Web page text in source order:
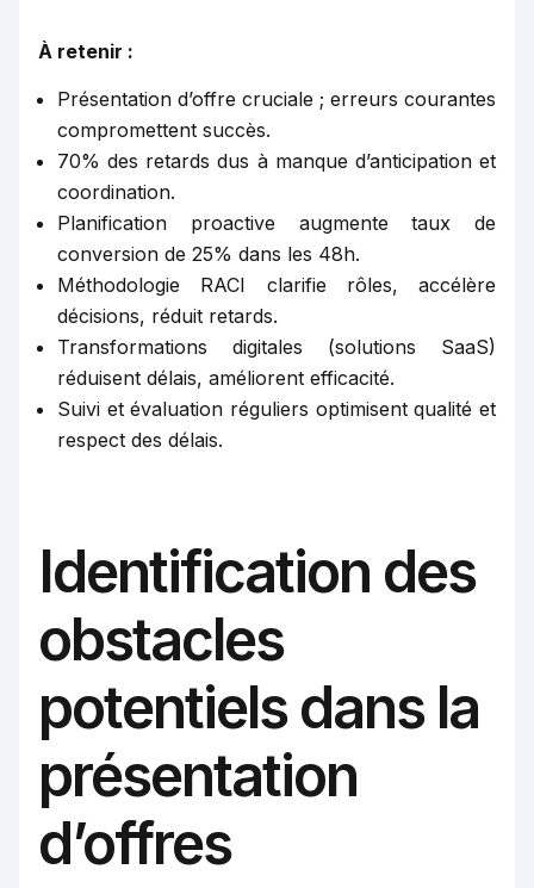
À retenir :
Présentation d’offre cruciale ; erreurs courantes
compromettent succès.
70% des retards dus à manque d’anticipation et
coordination.
Planification proactive augmente taux de
conversion de 25% dans les 48h.
Méthodologie RACI clarifie rôles, accélère
décisions, réduit retards.
Transformations digitales (solutions SaaS)
réduisent délais, améliorent efficacité.
Suivi et évaluation réguliers optimisent qualité et
respect des délais.
Identification des
obstacles
potentiels dans la
présentation
d’offres